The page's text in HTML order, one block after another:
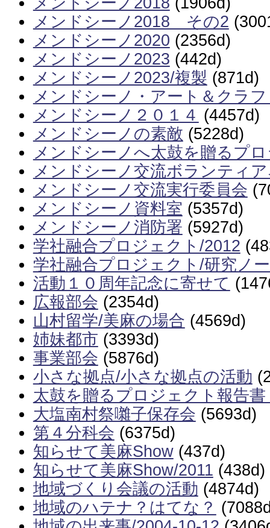
メンドシーノ2018 その2
メンドシーノ2020 (2356d)
メンドシーノ2023 (442d)
メンドシーノ2023/複製 (871d)
メンドシーノ・アート＆クラ
メンドシーノ２０１４ (4457d)
メンドシーノの素敵 (5228d)
メンドシーノへ太鼓を贈るプ
メンドシーノ交流ボランティ
メンドシーノ交流実行委員会
メンドシーノ資料室 (5357d)
メンドシーノ消防署 (5927d)
学社融合プロジェクト/2012
学社融合プロジェクト/研究ノ
活動１０周年記念に寄せて
広報部会 (2354d)
山村留学/美麻の場合 (4569d)
姉妹都市 (3393d)
事業部会 (5876d)
小さな拠点/小さな拠点の活動
太鼓を贈るプロジェクト報告書
大塩南村祭囃子保存会 (5693d)
第４分科会 (6375d)
知らせて美麻Show(437d)
知らせて美麻Show/2011 (438d)
地域づくり会議の活動 (4874d)
地域のハテナ？はてな？